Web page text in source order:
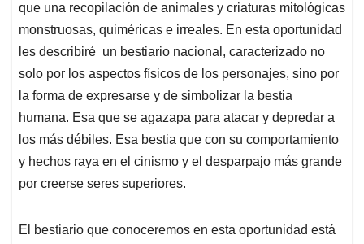
que una recopilación de animales y criaturas mitológicas
monstruosas, quiméricas e irreales. En esta oportunidad
les describiré un bestiario nacional, caracterizado no
solo por los aspectos físicos de los personajes, sino por
la forma de expresarse y de simbolizar la bestia
humana. Esa que se agazapa para atacar y depredar a
los más débiles. Esa bestia que con su comportamiento
y hechos raya en el cinismo y el desparpajo más grande
por creerse seres superiores.
El bestiario que conoceremos en esta oportunidad está